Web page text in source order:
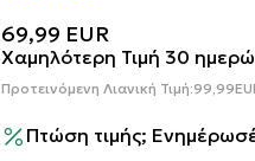
69,99 EUR
Χαμηλότερη Τιμή 30
Προτεινόμενη Λιανική Τιμή:99,99
Πτώση τιμής;